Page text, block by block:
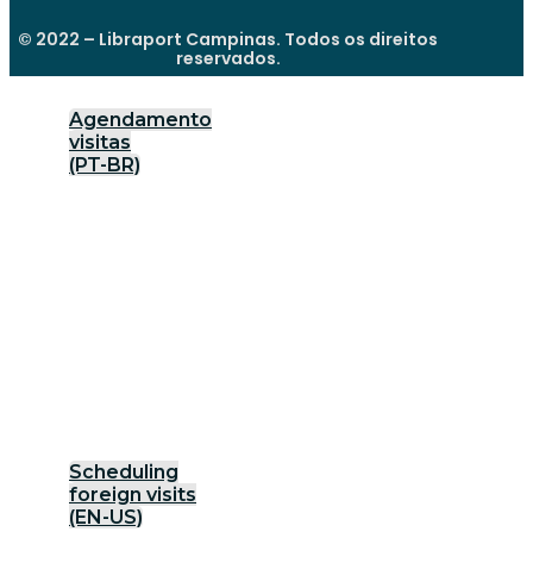
© 2022 – Libraport Campinas. Todos os direitos
reservados.
Agendamento
visitas
(PT-BR)
Scheduling
foreign visits
(EN-US)